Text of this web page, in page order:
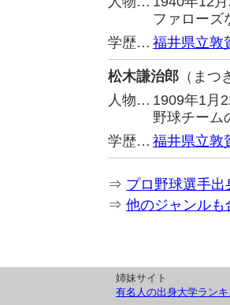
ファローズ
学歴… 福井県立敦
松木謙治郎 （まつ
人物… 1909年1月
野球チーム
学歴… 福井県立敦
⇒ プロ野球選手出
⇒ 他のジャンルも
姉妹サイト
有名人の出身大学ラン